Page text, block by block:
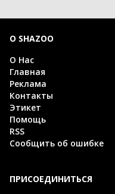
О SHAZOO
О Нас
Главная
Реклама
Контакты
Этикет
Помощь
RSS
Сообщить об ошибке
ПРИСОЕДИНИТЬСЯ